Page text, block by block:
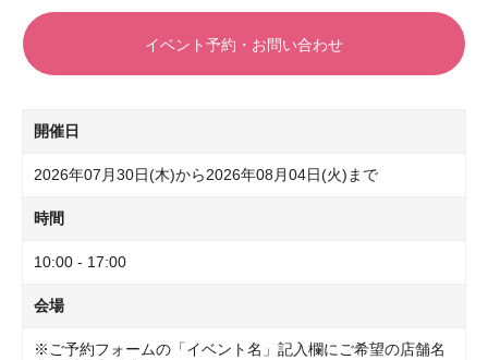
イベント予約・お問い合わせ
開催日
2026年07月30日(木)から2026年08月04日(火)まで
時間
10:00 - 17:00
会場
※ご予約フォームの「イベント名」記入欄にご希望の店舗名